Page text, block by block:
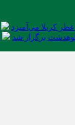
کربلا می‌آمیزد
برگزار شد